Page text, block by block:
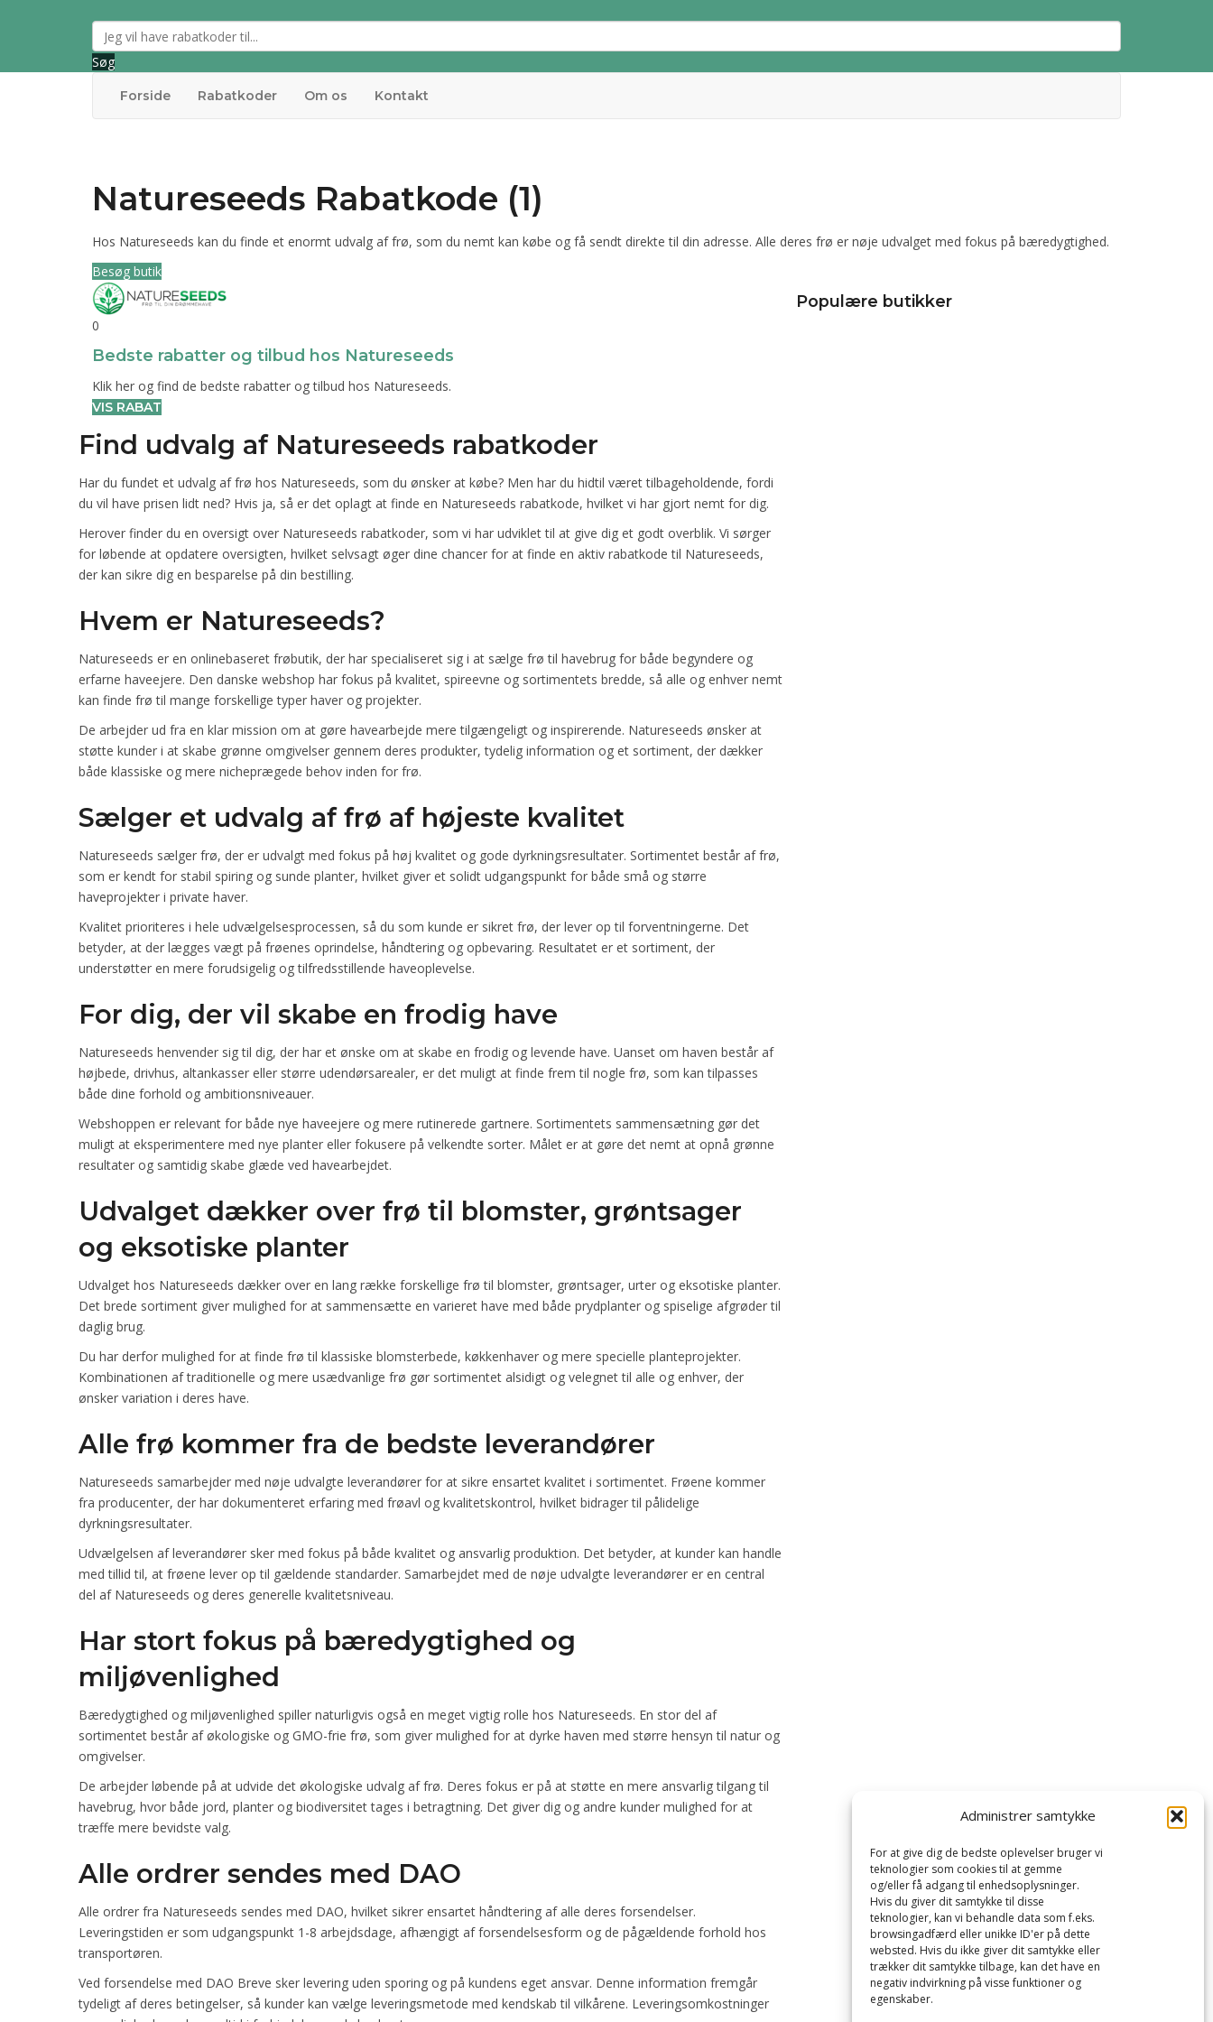
Administrer samtykke
For at give dig de bedste oplevelser bruger vi
teknologier som cookies til at gemme
og/eller få adgang til enhedsoplysninger.
Hvis du giver dit samtykke til disse
teknologier, kan vi behandle data som f.eks.
browsingadfærd eller unikke ID'er på dette
websted. Hvis du ikke giver dit samtykke eller
trækker dit samtykke tilbage, kan det have en
negativ indvirkning på visse funktioner og
egenskaber.
Søg
Forside Rabatkoder Om os Kontakt
Natureseeds Rabatkode (1)
Hos Natureseeds kan du finde et enormt udvalg af frø, som du nemt kan købe og få sendt direkte til din adresse. Alle deres frø er nøje udvalget med fokus på bæredygtighed.
Besøg butik
0
Bedste rabatter og tilbud hos Natureseeds
Klik her og find de bedste rabatter og tilbud hos Natureseeds.
VIS RABAT
Find udvalg af Natureseeds rabatkoder
Har du fundet et udvalg af frø hos Natureseeds, som du ønsker at købe? Men har du hidtil været tilbageholdende, fordi
du vil have prisen lidt ned? Hvis ja, så er det oplagt at finde en Natureseeds rabatkode, hvilket vi har gjort nemt for dig.
Herover finder du en oversigt over Natureseeds rabatkoder, som vi har udviklet til at give dig et godt overblik. Vi sørger
for løbende at opdatere oversigten, hvilket selvsagt øger dine chancer for at finde en aktiv rabatkode til Natureseeds,
der kan sikre dig en besparelse på din bestilling.
Hvem er Natureseeds?
Natureseeds er en onlinebaseret frøbutik, der har specialiseret sig i at sælge frø til havebrug for både begyndere og
erfarne haveejere. Den danske webshop har fokus på kvalitet, spireevne og sortimentets bredde, så alle og enhver nemt
kan finde frø til mange forskellige typer haver og projekter.
De arbejder ud fra en klar mission om at gøre havearbejde mere tilgængeligt og inspirerende. Natureseeds ønsker at
støtte kunder i at skabe grønne omgivelser gennem deres produkter, tydelig information og et sortiment, der dækker
både klassiske og mere nicheprægede behov inden for frø.
Sælger et udvalg af frø af højeste kvalitet
Natureseeds sælger frø, der er udvalgt med fokus på høj kvalitet og gode dyrkningsresultater. Sortimentet består af frø,
som er kendt for stabil spiring og sunde planter, hvilket giver et solidt udgangspunkt for både små og større
haveprojekter i private haver.
Kvalitet prioriteres i hele udvælgelsesprocessen, så du som kunde er sikret frø, der lever op til forventningerne. Det
betyder, at der lægges vægt på frøenes oprindelse, håndtering og opbevaring. Resultatet er et sortiment, der
understøtter en mere forudsigelig og tilfredsstillende haveoplevelse.
For dig, der vil skabe en frodig have
Natureseeds henvender sig til dig, der har et ønske om at skabe en frodig og levende have. Uanset om haven består af
højbede, drivhus, altankasser eller større udendørsarealer, er det muligt at finde frem til nogle frø, som kan tilpasses
både dine forhold og ambitionsniveauer.
Webshoppen er relevant for både nye haveejere og mere rutinerede gartnere. Sortimentets sammensætning gør det
muligt at eksperimentere med nye planter eller fokusere på velkendte sorter. Målet er at gøre det nemt at opnå grønne
resultater og samtidig skabe glæde ved havearbejdet.
Udvalget dækker over frø til blomster, grøntsager
og eksotiske planter
Udvalget hos Natureseeds dækker over en lang række forskellige frø til blomster, grøntsager, urter og eksotiske planter.
Det brede sortiment giver mulighed for at sammensætte en varieret have med både prydplanter og spiselige afgrøder til
daglig brug.
Du har derfor mulighed for at finde frø til klassiske blomsterbede, køkkenhaver og mere specielle planteprojekter.
Kombinationen af traditionelle og mere usædvanlige frø gør sortimentet alsidigt og velegnet til alle og enhver, der
ønsker variation i deres have.
Alle frø kommer fra de bedste leverandører
Natureseeds samarbejder med nøje udvalgte leverandører for at sikre ensartet kvalitet i sortimentet. Frøene kommer
fra producenter, der har dokumenteret erfaring med frøavl og kvalitetskontrol, hvilket bidrager til pålidelige
dyrkningsresultater.
Udvælgelsen af leverandører sker med fokus på både kvalitet og ansvarlig produktion. Det betyder, at kunder kan handle
med tillid til, at frøene lever op til gældende standarder. Samarbejdet med de nøje udvalgte leverandører er en central
del af Natureseeds og deres generelle kvalitetsniveau.
Har stort fokus på bæredygtighed og
miljøvenlighed
Bæredygtighed og miljøvenlighed spiller naturligvis også en meget vigtig rolle hos Natureseeds. En stor del af
sortimentet består af økologiske og GMO-frie frø, som giver mulighed for at dyrke haven med større hensyn til natur og
omgivelser.
De arbejder løbende på at udvide det økologiske udvalg af frø. Deres fokus er på at støtte en mere ansvarlig tilgang til
havebrug, hvor både jord, planter og biodiversitet tages i betragtning. Det giver dig og andre kunder mulighed for at
træffe mere bevidste valg.
Alle ordrer sendes med DAO
Alle ordrer fra Natureseeds sendes med DAO, hvilket sikrer ensartet håndtering af alle deres forsendelser.
Leveringstiden er som udgangspunkt 1-8 arbejdsdage, afhængigt af forsendelsesform og de pågældende forhold hos
transportøren.
Ved forsendelse med DAO Breve sker levering uden sporing og på kundens eget ansvar. Denne information fremgår
tydeligt af deres betingelser, så kunder kan vælge leveringsmetode med kendskab til vilkårene. Leveringsomkostninger
Populære butikker